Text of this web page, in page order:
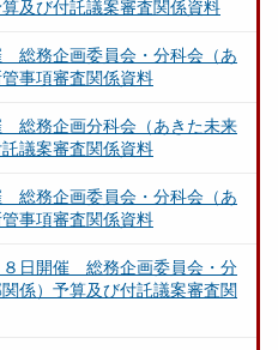
及び付託議案審査関係資料
総務企画委員会・分科会（あ
事項審査関係資料
総務企画分科会（あきた未来
議案審査関係資料
総務企画委員会・分科会（あ
事項審査関係資料
８日開催 総務企画委員会・分
係）予算及び付託議案審査関